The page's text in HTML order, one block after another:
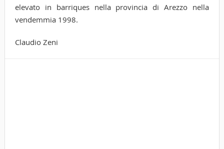
elevato in barriques nella provincia di Arezzo nella
vendemmia 1998.
Claudio Zeni